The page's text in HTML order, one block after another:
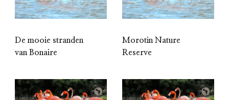
De mooie stranden
van Bonaire
Morotin Nature
Reserve